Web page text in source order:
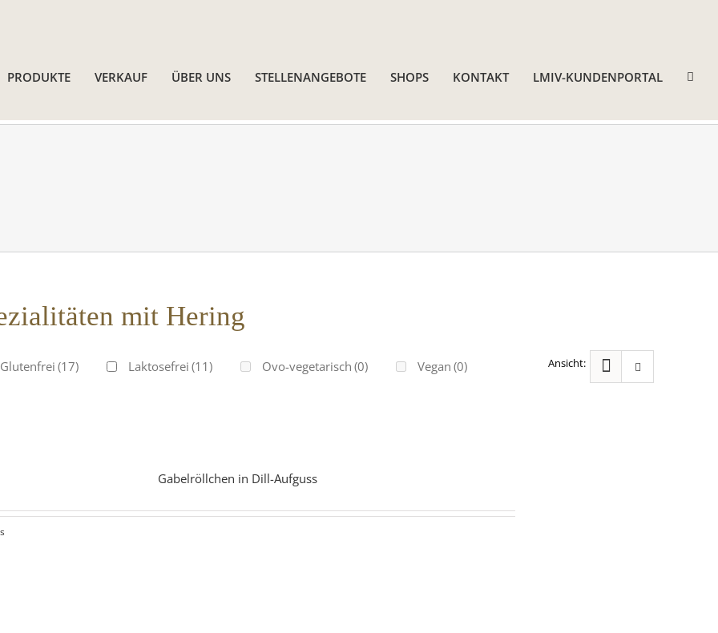
PRODUKTE VERKAUF ÜBER UNS STELLENANGEBOTE SHOPS KONTAKT LMIV-KUNDENPORTAL
mit Hering
Glutenfrei (17) Laktosefrei (11) Ovo-vegetarisch (0) Vegan (0)
Gabelröllchen in Dill-Aufguss